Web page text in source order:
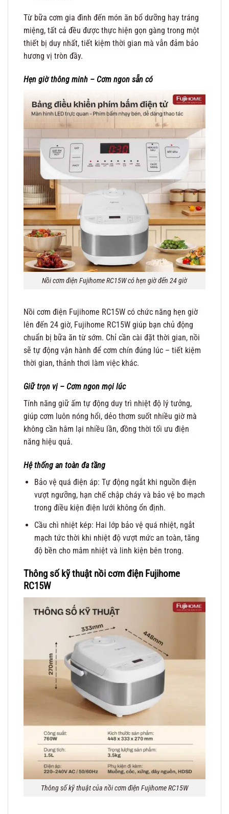
Từ bữa cơm gia đình đến món ăn bổ dưỡng hay tráng
miệng, tất cả đều được thực hiện gọn gàng trong một
thiết bị duy nhất, tiết kiệm thời gian mà vẫn đảm bảo
hương vị tròn đầy.
Hẹn giờ thông minh – Cơm ngon sẵn có
Nồi cơm điện Fujihome RC15W có hẹn giờ đến 24 giờ
Nồi cơm điện Fujihome RC15W có chức năng hẹn giờ
lên đến 24 giờ, Fujihome RC15W giúp bạn chủ động
chuẩn bị bữa ăn từ sớm. Chỉ cần cài đặt thời gian, nồi
sẽ tự động vận hành để cơm chín đúng lúc – tiết kiệm
thời gian, thảnh thơi làm việc khác.
Giữ trọn vị – Cơm ngon mọi lúc
Tính năng giữ ấm tự động duy trì nhiệt độ lý tưởng,
giúp cơm luôn nóng hổi, dẻo thơm suốt nhiều giờ mà
không cần hâm lại nhiều lần, đồng thời tối ưu điện
năng hiệu quả.
Hệ thống an toàn đa tầng
Bảo vệ quá điện áp: Tự động ngắt khi nguồn điện
vượt ngưỡng, hạn chế chập cháy và bảo vệ bo mạch
trong điều kiện điện lưới không ổn định.
Cầu chì nhiệt kép: Hai lớp bảo vệ quá nhiệt, ngắt
mạch tức thời khi nhiệt độ vượt mức an toàn, tăng
độ bền cho mâm nhiệt và linh kiện bên trong.
Thông số kỹ thuật nồi cơm điện Fujihome
RC15W
Thông số kỹ thuật của nồi cơm điện Fujihome RC15W